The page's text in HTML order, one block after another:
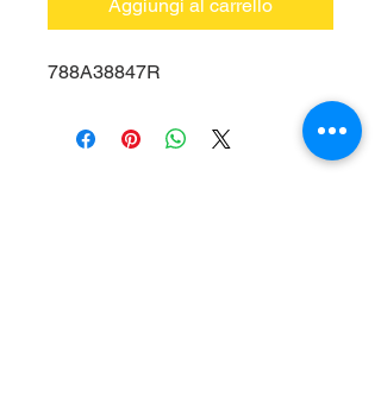
Aggiungi al carrello
788A38847R